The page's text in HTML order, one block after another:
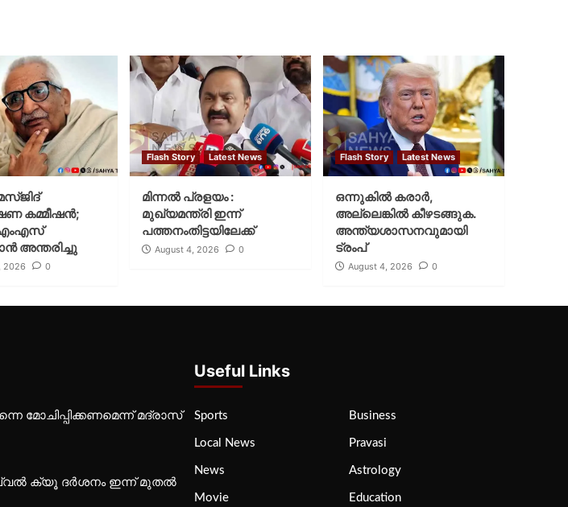
കമ്മീഷന്‍;
എംഎസ്
അന്തരിച്ചു
2026 0
Flash Story Latest News
മിന്നല്‍ പ്രളയം :
മുഖ്യമന്ത്രി ഇന്ന്
പത്തനംതിട്ടയിലേക്ക്
August 4, 2026 0
Flash Story Latest News
ഒന്നുകില്‍ കരാര്‍,
അല്ലെങ്കില്‍ കീഴടങ്ങുക.
അന്ത്യശാസനവുമായി
ട്രംപ്
August 4, 2026 0
മോചിപ്പിക്കണമെന്ന് മദ്രാസ്
ക്യൂ ദര്‍ശനം ഇന്ന് മുതല്‍
Useful Links
Sports Business
Local News Pravasi
News Astrology
Movie Education